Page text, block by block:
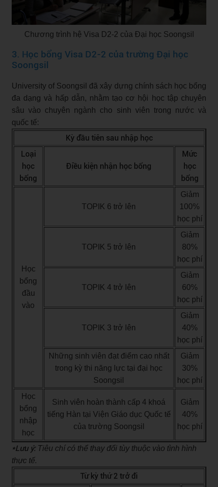
Chương trình hệ Visa D2-2 của Đại học Soongsil
3. Học bổng Visa D2-2 của trường Đại học
Soongsil
University of Soongsil đã xây dựng chính sách học bổng
đa dạng và hấp dẫn, nhằm tạo cơ hội học tập chuyên
sâu vào chuyên ngành cho sinh viên trong nước và
quốc tế:
Kỳ đầu tiên sau nhập học
Loại
học
bổng
Điều kiện nhận học bổng
Mức
học
bổng
Học
bổng
đầu
vào
TOPIK 6 trở lên
Giảm
100%
học phí
TOPIK 5 trở lên
Giảm
80%
học phí
TOPIK 4 trở lên
Giảm
60%
học phí
TOPIK 3 trở lên
Giảm
40%
học phí
Những sinh viên đạt điểm cao nhất
trong kỳ thi năng lực tại đại học
Soongsil
Giảm
30%
học phí
Học
bổng
nhập
học
Sinh viên hoàn thành cấp 4 khoá
tiếng Hàn tại Viện Giáo dục Quốc tế
của trường Soongsil
Giảm
40%
học phí
*Lưu ý:Tiêu chí có thể thay đổi tùy thuộc vào tình hình
thực tế.
Từ kỳ thứ 2 trở đi